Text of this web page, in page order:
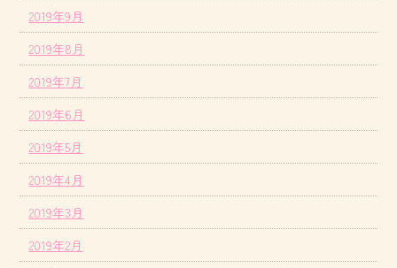
2019年9月
2019年8月
2019年7月
2019年6月
2019年5月
2019年4月
2019年3月
2019年2月